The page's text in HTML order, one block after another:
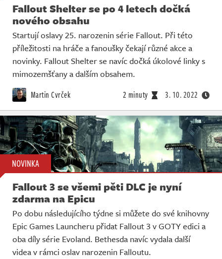
Fallout Shelter se po 4 letech dočká
nového obsahu
Startují oslavy 25. narozenin série Fallout. Při této
příležitosti na hráče a fanoušky čekají různé akce a
novinky. Fallout Shelter se navíc dočká úkolové linky s
mimozemšťany a dalším obsahem.
Martin Cvrček 2 minuty 3. 10. 2022
NOVINKA
Fallout 3 se všemi pěti DLC je nyní
zdarma na Epicu
Po dobu následujícího týdne si můžete do své knihovny
Epic Games Launcheru přidat Fallout 3 v GOTY edici a
oba díly série Evoland. Bethesda navíc vydala další
videa v rámci oslav narozenin Falloutu.